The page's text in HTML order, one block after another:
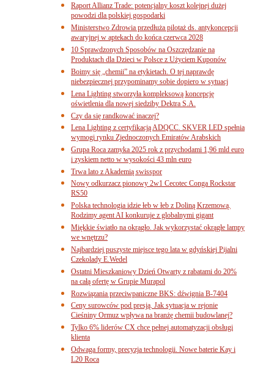
Raport Allianz Trade: potencjalny koszt kolejnej dużej
powodzi dla polskiej gospodarki
Ministerstwo Zdrowia przedłuża pilotaż ds. antykoncepcji
awaryjnej w aptekach do końca czerwca 2028
10 Sprawdzonych Sposobów na Oszczędzanie na
Produktach dla Dzieci w Polsce z Użyciem Kuponów
Boimy się „chemii” na etykietach. O tej naprawdę
niebezpiecznej przypominamy sobie dopiero w sytuacj
Lena Lighting stworzyła kompleksową koncepcję
oświetlenia dla nowej siedziby Dektra S.A.
Czy da się randkować inaczej?
Lena Lighting z certyfikacją ADQCC. SKVER LED spełnia
wymogi rynku Zjednoczonych Emiratów Arabskich
Grupa Roca zamyka 2025 rok z przychodami 1,96 mld euro
i zyskiem netto w wysokości 43 mln euro
Trwa lato z Akademią swisspor
Nowy odkurzacz pionowy 2w1 Cecotec Conga Rockstar
RS50
Polska technologia idzie łeb w łeb z Doliną Krzemową.
Rodzimy agent AI konkuruje z globalnymi gigant
Miękkie światło na okrągło. Jak wykorzystać okrągłe lampy
we wnętrzu?
Najbardziej puszyste miejsce tego lata w gdyńskiej Pijalni
Czekolady E.Wedel
Ostatni Mieszkaniowy Dzień Otwarty z rabatami do 20%
na całą ofertę w Grupie Murapol
Rozwiązania przeciwpaniczne BKS: dźwignia B-7404
Ceny surowców pod presją. Jak sytuacja w rejonie
Cieśniny Ormuz wpływa na branżę chemii budowlanej?
Tylko 6% liderów CX chce pełnej automatyzacji obsługi
klienta
Odwaga formy, precyzja technologii. Nowe baterie Kay i
L20 Roca